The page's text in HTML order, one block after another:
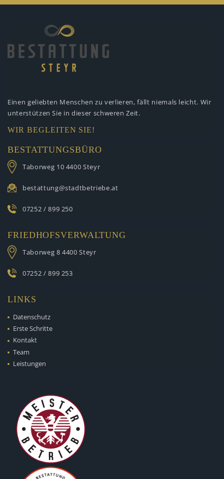
Einen geliebten Menschen zu verlieren, fällt niemals leicht. Wir
unterstützen Sie in dieser schweren Zeit.
WIR BEGLEITEN SIE!
BESTATTUNGSBÜRO
Taborweg 10 4400 Steyr
bestattung@stadtbetriebe.at
07252 / 899 250
FRIEDHOFSVERWALTUNG
Taborweg 8 4400 Steyr
07252 / 899 253
LINKS
Datenschutz
Erste Schritte
Kontakt
Team
Leistungen